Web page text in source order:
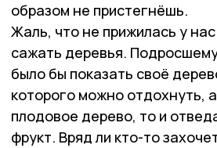
образом не пристегнёшь.
Жаль, что не прижилась у
сажать деревья.
было бы показать своё
которого можно отдохнуть,
плодовое дерево, то и
фрукт. Вряд ли кто-то